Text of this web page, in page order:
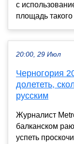
с
площадь такого
20:00, 29 Июл
Черногория
долететь,
русским
Журналист
балканском
успеть